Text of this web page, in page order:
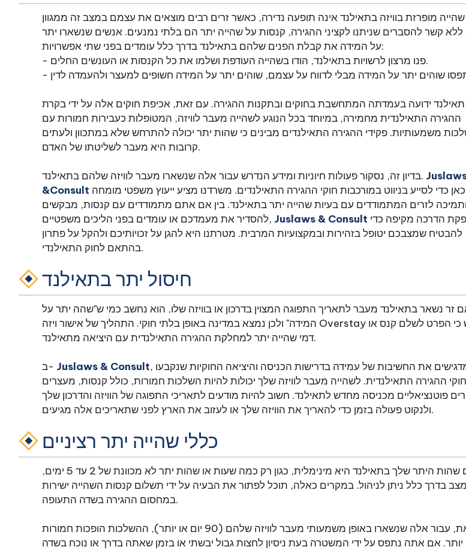
שהייה מופרזת בוויזה בתאילנד אינה תופעה נדירה, כאשר זרים רבים מוצאים את עצמם במצב זה ממגוון
ללא קשר להסברים שניתנו לקציני ההגירה, קנסות על שהייה יתר הם בלתי נמנעים. אנשים שנשארו יתר
על המידה את קבלת הפנים שלהם בתאילנד בדרך כלל עומדים בפני שתי אפשרויות:
- פנו מרצון לרשויות בתאילנד, הודו בשהייה העודפת ושלמו את כל הקנסות או העונשים החלים.
תאילנד ידועה בעמדתה המתחשבת בחוקים ובתקנות ההגירה. עם זאת, אכיפת חוקים אלה על ידי בקרת
ההגירה התאילנדית מחמירה, במיוחד בכל הנוגע לשהייה מעבר לוויזה, המטופלות כעבירות חמורות עם
משמעותיות. פקידי ההגירה התאילנדים מבינים כי שהות יתר יכולה להתרחש שלא במתכוון ולעתים
קרובות היא מעבר לשליטתו של האדם.
בדיון זה, נסקור פעולות חיוניות ומידע הנדרש עבור אלה שנשארו מעבר לוויזה שלהם בתאילנד.
&Consult
ותמיכה לזרים המתמודדים עם בעיות שהייה יתר בתאילנד. בין אם אתם מתמודדים עם קנסות, מבקשים
להסדיר את מעמדכם או עומדים בפני הליכים משפטיים, Juslaws & Consult
להבטיח שמצבכם יטופל בזהירות ובמקצועיות המרבית. מטרתנו היא להגן על זכויותיכם ולהקל על פתרון
בהתאם לחוק התאילנדי.
חיסול יתר בתאילנד
זר נשאר בתאילנד מעבר לתאריך התפוגה המצוין בדרכון או בוויזה שלו, הוא נחשב כמי ש"שהה יתר על
המידה" ולכן נמצא במדינה באופן בלתי חוקי. התהליך של אישור ויזה Overstay דורש כי הפרט לשלם קנס או
דמי שהייה יתר למחלקת ההגירה התאילנדית עם היציאה מתאילנד.
ב- Juslaws & Consult, אנו מדגישים את החשיבות של עמידה בדרישות הכניסה והיציאה החוקיות שנקבעו
חוקי ההגירה התאילנדית. לשהייה מעבר לוויזה שלך יכולות להיות השלכות חמורות, כולל קנסות, מעצרים
פוטנציאליים מכניסה מחדש לתאילנד. חשוב להיות מודעים לתאריכי התפוגה של הוויזה והדרכון שלך
ולנקוט פעולה בזמן כדי להאריך את הוויזה שלך או לעזוב את הארץ לפני שתאריכים אלה מגיעים.
כללי שהייה יתר רציניים
אם שהות היתר שלך בתאילנד היא מינימלית, כגון רק כמה שעות או שהות יתר לא מכוונת של 2 עד 5 ימים,
בדרך כלל ניתן לניהול. במקרים כאלה, תוכל לפתור את הבעיה על ידי תשלום קנסות השהייה ישירות
במחסום ההגירה בשדה התעופה.
עם זאת, עבור אלה שנשארו באופן משמעותי מעבר לוויזה שלהם (90 יום או יותר), ההשלכות הופכות חמורות
יותר. אם אתה נתפס על ידי המשטרה בעת ניסיון לחצות גבול יבשתי או בזמן שאתה בדרך או נוכח בשדה